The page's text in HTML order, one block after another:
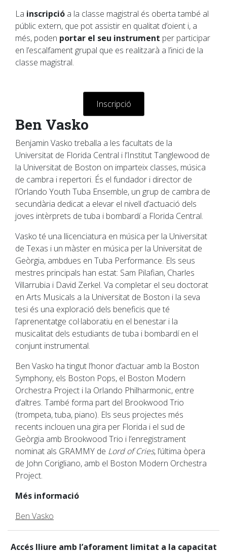
La inscripció a la classe magistral és oberta també al
públic extern, que pot assistir en qualitat d’oient i, a
més, poden portar el seu instrument per participar
en l’escalfament grupal que es realitzarà a l’inici de la
classe magistral.
Inscripció
Ben Vasko
Benjamin Vasko treballa a les facultats de la
Universitat de Florida Central i l’Institut Tanglewood de
la Universitat de Boston on imparteix classes, música
de cambra i repertori. És el fundador i director de
l’Orlando Youth Tuba Ensemble, un grup de cambra de
secundària dedicat a elevar el nivell d’actuació dels
joves intèrprets de tuba i bombardí a Florida Central.
Vasko té una llicenciatura en música per la Universitat
de Texas i un màster en música per la Universitat de
Geòrgia, ambdues en Tuba Performance. Els seus
mestres principals han estat: Sam Pilafian, Charles
Villarrubia i David Zerkel. Va completar el seu doctorat
en Arts Musicals a la Universitat de Boston i la seva
tesi és una exploració dels beneficis que té
l’aprenentatge col·laboratiu en el benestar i la
musicalitat dels estudiants de tuba i bombardí en el
conjunt instrumental.
Ben Vasko ha tingut l’honor d’actuar amb la Boston
Symphony, els Boston Pops, el Boston Modern
Orchestra Project i la Orlando Philharmonic, entre
d’altres. També forma part del Brookwood Trio
(trompeta, tuba, piano). Els seus projectes més
recents inclouen una gira per Florida i el sud de
Geòrgia amb Brookwood Trio i l’enregistrament
nominat als GRAMMY de Lord of Cries, l’última òpera
de John Corigliano, amb el Boston Modern Orchestra
Project.
Més informació
Ben Vasko
Accés lliure amb l’aforament limitat a la capacitat